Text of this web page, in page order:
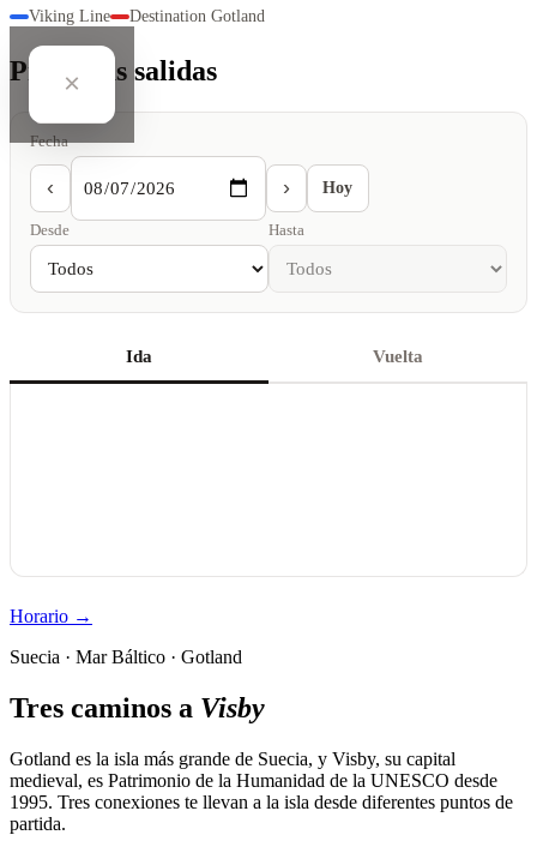
Viking Line Destination Gotland
×
Próximas salidas
Fecha
‹ › Hoy
Desde Hasta
Ida Vuelta
Horario →
Suecia · Mar Báltico · Gotland
Tres caminos a Visby
Gotland es la isla más grande de Suecia, y Visby, su capital
medieval, es Patrimonio de la Humanidad de la UNESCO desde
1995. Tres conexiones te llevan a la isla desde diferentes puntos de
partida.